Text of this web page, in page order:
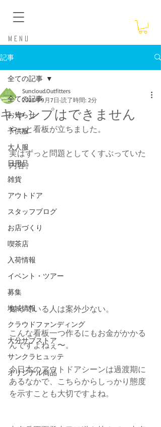
​Menu
記事
全ての記事
お知らせ
子供服
大人服
日用品
雑貨
アウトドア
スタッフブログ
お店づくり
喫茶店
入荷情報
イベント・ツアー
募集
地域情報
クラウドファンディング
大分サブストア
サンクラヒュッテ
オリジナル商品
全ての記事
キャンプはできません
Suncloud.Outfitters
2023年9月7日 読了時間: 2分
やっと看板が立ちました。
実はずっと問題としてくすぶっていた
内容。
知っている人は案外少ない。
こんな看板一つ作るにもお金がかかる
んですよねぇ〜。
今日本のアウトドアシーンは過渡期に
あるなかで、こちらからしっかり態度
を示すことも大切ですよね。